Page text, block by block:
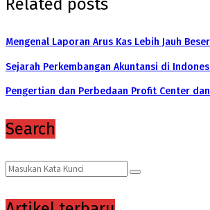
Related posts
Mengenal Laporan Arus Kas Lebih Jauh
Sejarah Perkembangan Akuntansi di
Pengertian dan Perbedaan Profit Center
Search
Search
for:
Search